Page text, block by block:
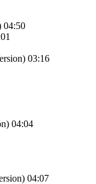
04:50
03:16
04:04
04:07